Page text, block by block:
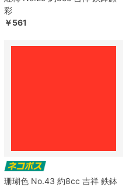
彩
￥561
珊瑚色 No.43 約8cc 吉祥 鉄鉢